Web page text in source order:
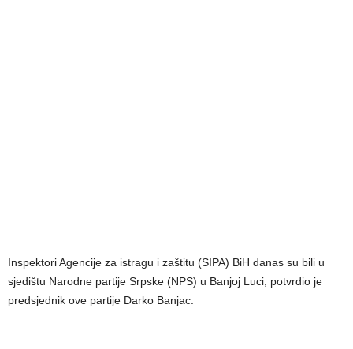
Inspektori Agencije za istragu i zaštitu (SIPA) BiH danas su bili u
sjedištu Narodne partije Srpske (NPS) u Banjoj Luci, potvrdio je
predsjednik ove partije Darko Banjac.